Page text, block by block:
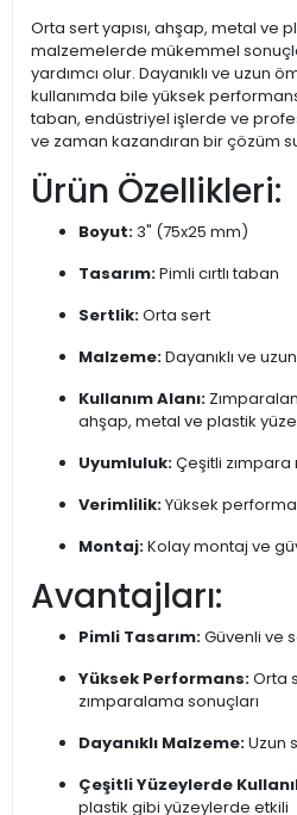
Orta sert yapısı, ahşap, metal ve
malzemelerde mükemmel
yardımcı olur. Dayanıklı ve uzun
kullanımda bile yüksek
taban, endüstriyel işlerde ve
ve zaman kazandıran bir çözüm
Ürün Özellikleri:
Boyut:3" (75x25 mm)
Tasarım:Pimli cırtlı taban
Sertlik:Orta sert
Malzeme:Dayanıklı ve
Kullanım Alanı:
ahşap, metal ve plastik
Uyumluluk:Çeşitli
Verimlilik:Yüksek
Montaj:Kolay montaj ve
Avantajları:
Pimli Tasarım:Güvenli ve
Yüksek Performans:Orta
zımparalama sonuçları
Dayanıklı Malzeme:Uzun
Çeşitli Yüzeylerde
plastik gibi yüzeylerde etkili